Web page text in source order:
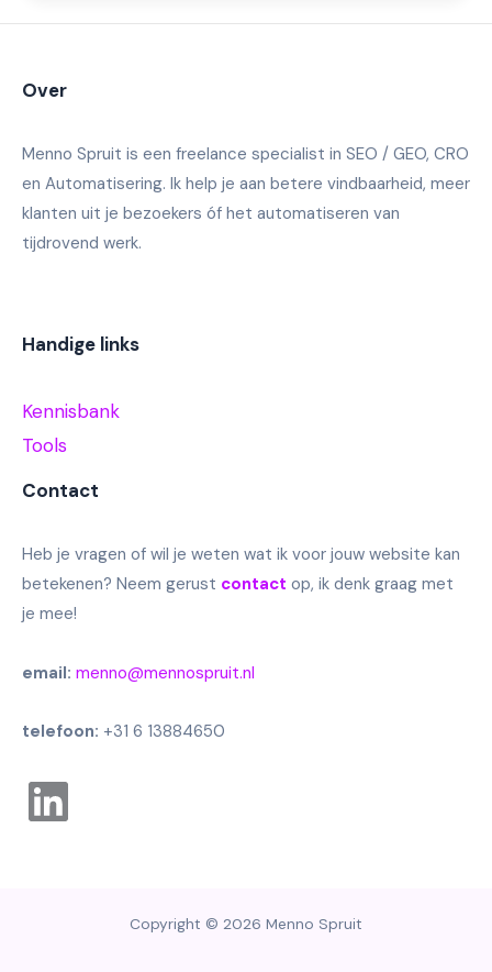
Over
Menno Spruit is een freelance specialist in SEO / GEO, CRO
en Automatisering. Ik help je aan betere vindbaarheid, meer
klanten uit je bezoekers óf het automatiseren van
tijdrovend werk.
Handige links
Kennisbank
Tools
Contact
Heb je vragen of wil je weten wat ik voor jouw website kan
betekenen? Neem gerust contact op, ik denk graag met
je mee!
email: menno@mennospruit.nl
telefoon: +31 6 13884650
Linkedin
Copyright © 2026 Menno Spruit